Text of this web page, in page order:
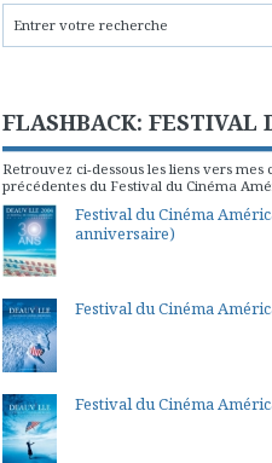
FLASHBACK: FESTIVAL
Retrouvez ci-dessous les liens vers
précédentes du Festival du Cinéma
Festival du Cinéma
anniversaire)
Festival du Cinéma
Festival du Cinéma